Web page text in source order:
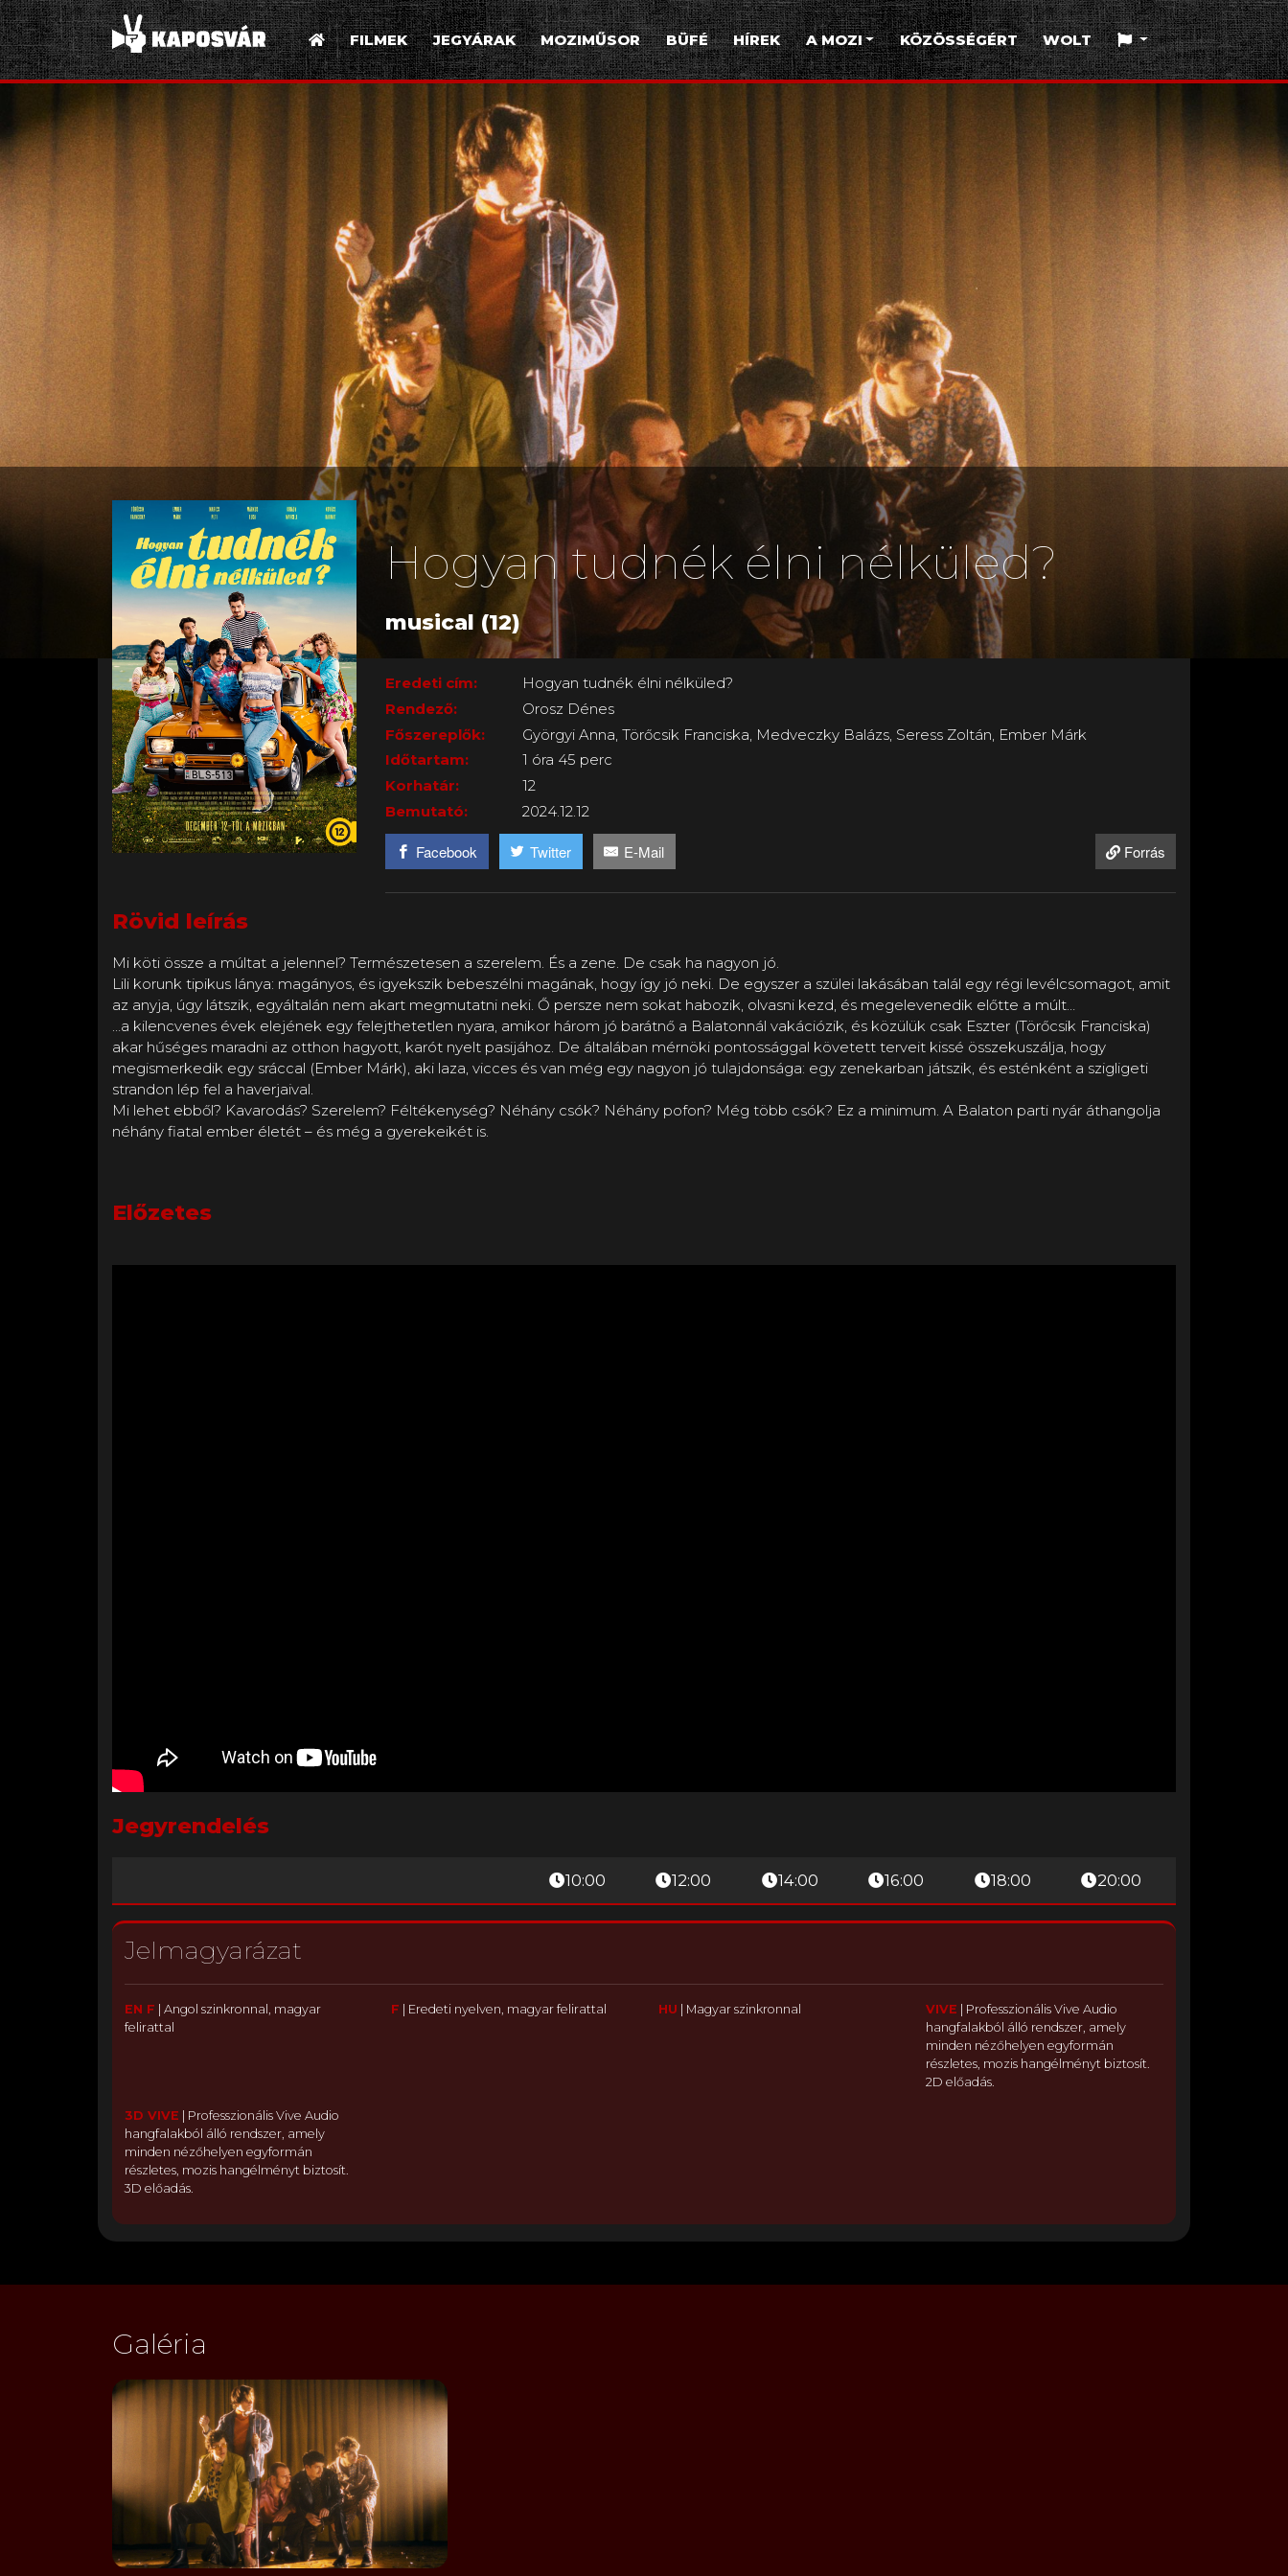
FILMEK JEGYÁRAK MOZIMŰSOR BÜFÉ HÍREK A MOZI KÖZÖSSÉGÉRT WOLT
Hogyan tudnék élni nélküled?
musical (12)
Eredeti cím:
Hogyan tudnék élni nélküled?
Rendező:
Orosz Dénes
Főszereplők:
Györgyi Anna, Törőcsik Franciska, Medveczky Balázs, Seress Zoltán, Ember Márk
Időtartam:
1 óra 45 perc
Korhatár:
12
Bemutató:
2024.12.12
Facebook Twitter E-Mail Forrás
Rövid leírás
Mi köti össze a múltat a jelennel? Természetesen a szerelem. És a zene. De csak ha nagyon jó.
Lili korunk tipikus lánya: magányos, és igyekszik bebeszélni magának, hogy így jó neki. De egyszer a szülei lakásában talál egy régi levélcsomagot, amit
az anyja, úgy látszik, egyáltalán nem akart megmutatni neki. Ő persze nem sokat habozik, olvasni kezd, és megelevenedik előtte a múlt…
…a kilencvenes évek elejének egy felejthetetlen nyara, amikor három jó barátnő a Balatonnál vakációzik, és közülük csak Eszter (Törőcsik Franciska)
akar hűséges maradni az otthon hagyott, karót nyelt pasijához. De általában mérnöki pontossággal követett terveit kissé összekuszálja, hogy
megismerkedik egy sráccal (Ember Márk), aki laza, vicces és van még egy nagyon jó tulajdonsága: egy zenekarban játszik, és esténként a szigligeti
strandon lép fel a haverjaival.
Mi lehet ebből? Kavarodás? Szerelem? Féltékenység? Néhány csók? Néhány pofon? Még több csók? Ez a minimum. A Balaton parti nyár áthangolja
néhány fiatal ember életét – és még a gyerekeikét is.
Előzetes
Jegyrendelés
10:00 12:00 14:00 16:00 18:00 20:00
Jelmagyarázat
EN F | Angol szinkronnal, magyar
felirattal
F | Eredeti nyelven, magyar felirattal HU | Magyar szinkronnal VIVE | Professzionális Vive Audio
hangfalakból álló rendszer, amely
minden nézőhelyen egyformán
részletes, mozis hangélményt biztosít.
2D előadás.
3D VIVE | Professzionális Vive Audio
hangfalakból álló rendszer, amely
minden nézőhelyen egyformán
részletes, mozis hangélményt biztosít.
3D előadás.
Galéria